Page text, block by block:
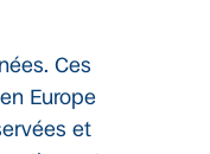
Ces
Europe
et